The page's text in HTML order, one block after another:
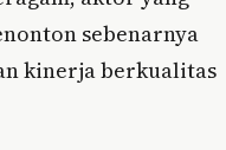
sebenarnya
kinerja berkualitas